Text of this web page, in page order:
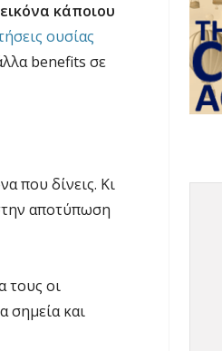
κάποιου
ουσίας
benefits σε
που δίνεις. Κι
αποτύπωση
τους οι
σημεία και